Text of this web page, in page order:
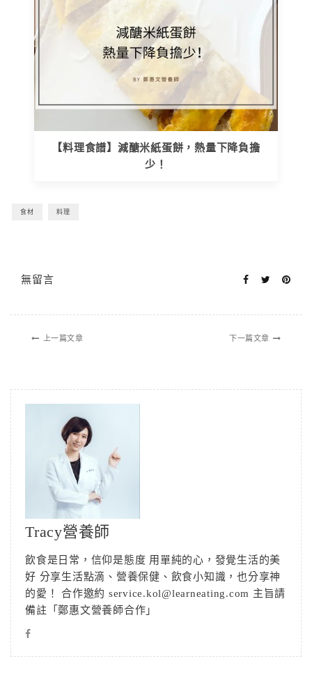
【料理食譜】減醣米紙蛋餅，熱量下降負擔
少！
食材 料理
無留言
上一篇文章 下一篇文章
Tracy營養師
飲食是日常，信仰是態度 用單純的心，發覺生活的美
好 分享生活點滴、營養保健、飲食小知識，也分享神
的愛！ 合作邀約 service.kol@learneating.com 主旨請
備註「鄭惠文營養師合作」